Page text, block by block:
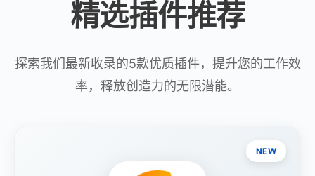
精选插件推荐
探索我们最新收录的5款优质插件，提升您的工作效
率，释放创造力的无限潜能。
NEW